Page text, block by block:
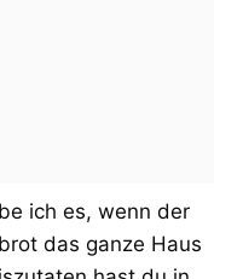
ich es, wenn der
das ganze Haus